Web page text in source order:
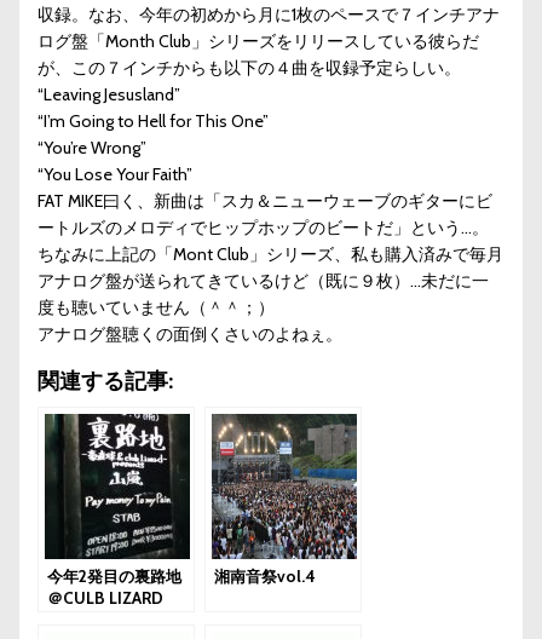
収録。なお、今年の初めから月に1枚のペースで７インチアナ
ログ盤「Month Club」シリーズをリリースしている彼らだ
が、この７インチからも以下の４曲を収録予定らしい。
“Leaving Jesusland”
“I’m Going to Hell for This One”
“You’re Wrong”
“You Lose Your Faith”
FAT MIKE曰く、新曲は「スカ＆ニューウェーブのギターにビ
ートルズのメロディでヒップホップのビートだ」という…。
ちなみに上記の「Mont Club」シリーズ、私も購入済みで毎月
アナログ盤が送られてきているけど（既に９枚）…未だに一
度も聴いていません（＾＾；）
アナログ盤聴くの面倒くさいのよねぇ。
関連する記事:
今年2発目の裏路地
＠CULB LIZARD
湘南音祭vol.4